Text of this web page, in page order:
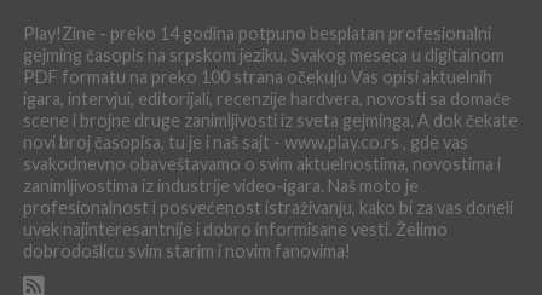
Play!Zine - preko 14 godina potpuno besplatan profesionalni
gejming časopis na srpskom jeziku. Svakog meseca u digitalnom
PDF formatu na preko 100 strana očekuju Vas opisi aktuelnih
igara, intervjui, editorijali, recenzije hardvera, novosti sa domaće
scene i brojne druge zanimljivosti iz sveta gejminga. A dok čekate
novi broj časopisa, tu je i naš sajt - www.play.co.rs , gde vas
svakodnevno obaveštavamo o svim aktuelnostima, novostima i
zanimljivostima iz industrije video-igara. Naš moto je
profesionalnost i posvećenost istraživanju, kako bi za vas doneli
uvek najinteresantnije i dobro informisane vesti. Želimo
dobrodošlicu svim starim i novim fanovima!